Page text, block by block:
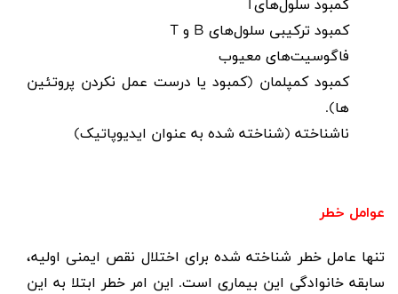
کمبود سلول‌هایT
کمبود ترکیبی سلول‌های B و T
فاگوسیت‌های معیوب
کمبود کمپلمان (کمبود یا درست عمل نکردن پروتئین
ها).
ناشناخته (شناخته شده به عنوان ایدیوپاتیک)
عوامل خطر
تنها عامل خطر شناخته شده برای اختلال نقص ایمنی اولیه،
سابقه خانوادگی این بیماری است. این امر خطر ابتلا به این